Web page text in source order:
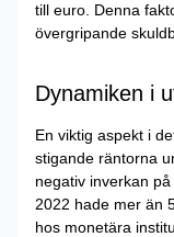
till euro. Denna
övergripande
Dynamiken i
En viktig aspekt i
stigande räntorna
negativ inverkan
2022 hade mer än
hos monetära